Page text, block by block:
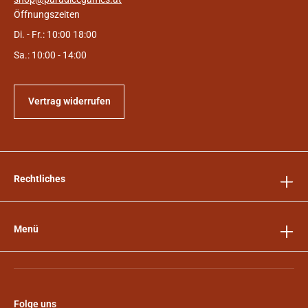
Öffnungszeiten
Di. - Fr.: 10:00 18:00
Sa.: 10:00 - 14:00
Vertrag widerrufen
Rechtliches
Menü
Folge uns